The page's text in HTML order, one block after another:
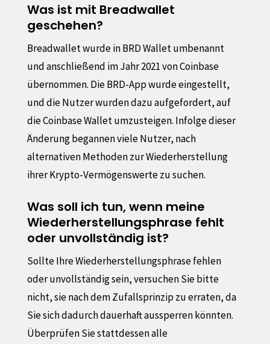
Was ist mit Breadwallet
geschehen?
Breadwallet wurde in BRD Wallet umbenannt
und anschließend im Jahr 2021 von Coinbase
übernommen. Die BRD-App wurde eingestellt,
und die Nutzer wurden dazu aufgefordert, auf
die Coinbase Wallet umzusteigen. Infolge dieser
Änderung begannen viele Nutzer, nach
alternativen Methoden zur Wiederherstellung
ihrer Krypto-Vermögenswerte zu suchen.
Was soll ich tun, wenn meine
Wiederherstellungsphrase fehlt
oder unvollständig ist?
Sollte Ihre Wiederherstellungsphrase fehlen
oder unvollständig sein, versuchen Sie bitte
nicht, sie nach dem Zufallsprinzip zu erraten, da
Sie sich dadurch dauerhaft aussperren könnten.
Überprüfen Sie stattdessen alle